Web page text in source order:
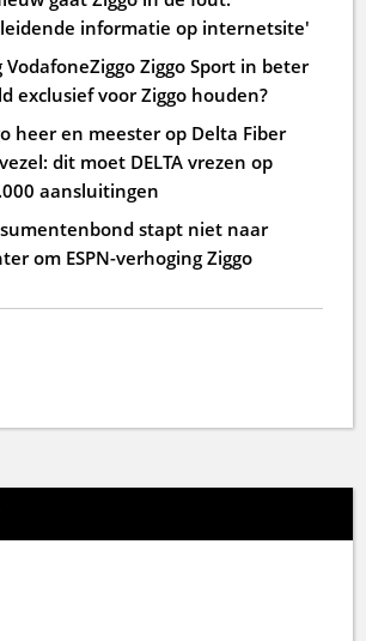
informatie op internetsite'
VodafoneZiggo Ziggo Sport in beter
exclusief voor Ziggo houden?
heer en meester op Delta Fiber
dit moet DELTA vrezen op
aansluitingen
stapt niet naar
om ESPN-verhoging Ziggo